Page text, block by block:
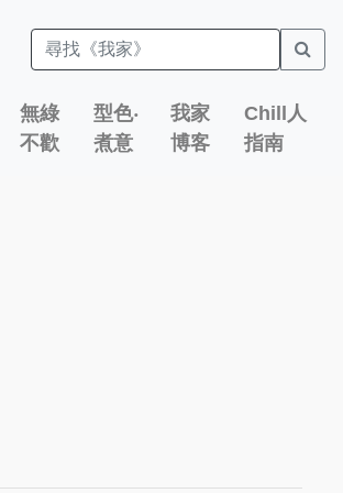
無綠
不歡
型色‧
煮意
我家
博客
Chill人
指南